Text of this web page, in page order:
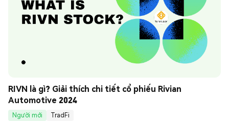
RIVN là gì? Giải thích chi tiết cổ phiếu Rivian
Automotive 2024
Người mới
TradFi